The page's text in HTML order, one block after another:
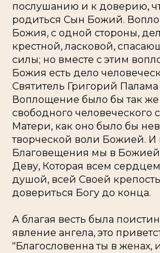
послушанию и к доверию,
родиться Сын Божий.
Божия, с одной стороны,
крестной, ласковой,
силы; но вместе с этим
Божия есть дело
Святитель Григорий Палама
Воплощение было бы так
свободного человеческого
Матери, как оно было бы
творческой воли Божией. И
Благовещения мы в
Деву, Которая всем
душой, всей Своей
довериться Богу до конца.
А благая весть была
явление ангела, это
"Благословенна ты в женах,